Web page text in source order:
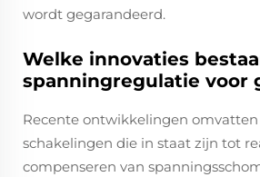
wordt gegarandeerd.
Welke innovaties
spanningregulatie voor
Recente ontwikkelingen
schakelingen die in staat zijn tot
compenseren van